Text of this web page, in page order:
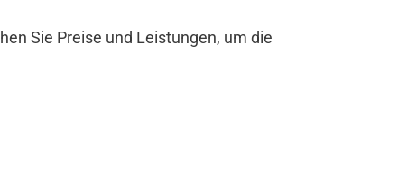
Sie Preise und Leistungen, um die